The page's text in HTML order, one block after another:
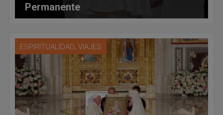
Permanente
ESPIRITUALIDAD, VIAJES